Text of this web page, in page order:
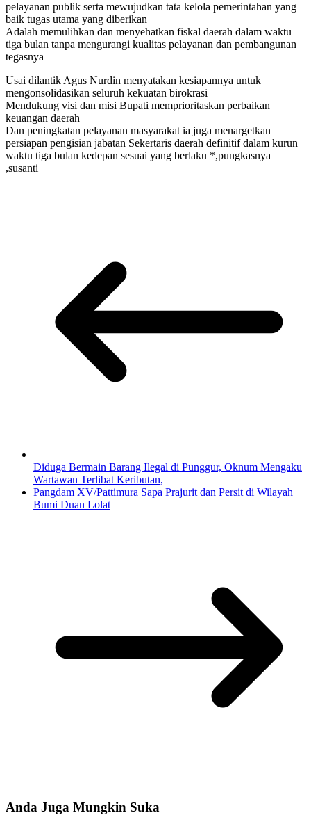
pelayanan publik serta mewujudkan tata kelola pemerintahan yang
baik tugas utama yang diberikan
Adalah memulihkan dan menyehatkan fiskal daerah dalam waktu
tiga bulan tanpa mengurangi kualitas pelayanan dan pembangunan
tegasnya
Usai dilantik Agus Nurdin menyatakan kesiapannya untuk
mengonsolidasikan seluruh kekuatan birokrasi
Mendukung visi dan misi Bupati memprioritaskan perbaikan
keuangan daerah
Dan peningkatan pelayanan masyarakat ia juga menargetkan
persiapan pengisian jabatan Sekertaris daerah definitif dalam kurun
waktu tiga bulan kedepan sesuai yang berlaku *,pungkasnya
,susanti
Diduga Bermain Barang Ilegal di Punggur, Oknum Mengaku
Wartawan Terlibat Keributan,
Pangdam XV/Pattimura Sapa Prajurit dan Persit di Wilayah
Bumi Duan Lolat
Anda Juga Mungkin Suka